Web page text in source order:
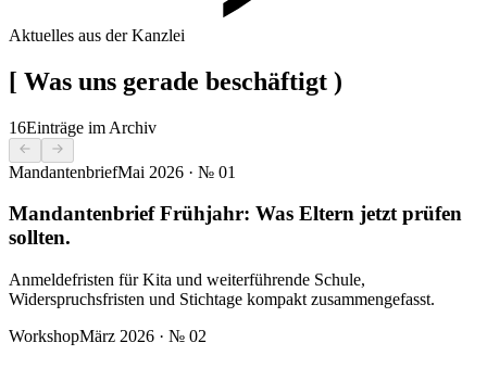
Aktuelles aus der Kanzlei
[ Was uns gerade beschäftigt )
16Einträge im Archiv
MandantenbriefMai 2026 · № 01
Mandantenbrief Frühjahr: Was Eltern jetzt prüfen
sollten.
Anmeldefristen für Kita und weiterführende Schule,
Widerspruchsfristen und Stichtage kompakt zusammengefasst.
WorkshopMärz 2026 · № 02